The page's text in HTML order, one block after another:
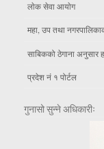
लाेक सेवा आयाेग
महा, उप तथा
साबिकको ठेगाना अनुसार
प्रदेश नं १ पोर्टल
गुनासो सुन्ने अधिकारीः